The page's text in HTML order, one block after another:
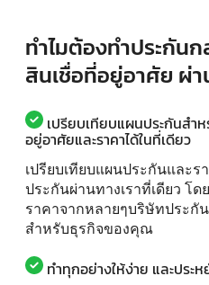
ทำไมต้องทำประกัน
สินเชื่อที่อยู่อาศัย ผ่า
เปรียบเทียบแผนประกันสำ
อยู่อาศัยและราคาได้ในที่เดียว
เปรียบเทียบแผนประกันและ
ประกันผ่านทางเราที่เดียว โ
ราคาจากหลายๆบริษัทประกั
สำหรับธุรกิจของคุณ
ทำทุกอย่างให้ง่าย และประ